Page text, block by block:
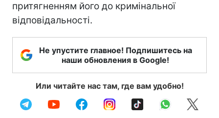
притягненням його до кримінальної
відповідальності.
Не упустите главное! Подпишитесь на
наши обновления в Google!
Или читайте нас там, где вам удобно!